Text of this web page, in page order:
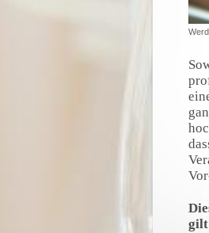
gilt